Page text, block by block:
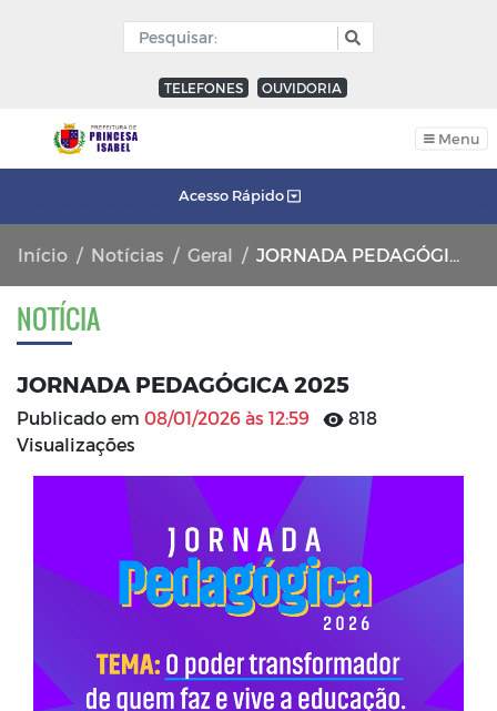
TELEFONES OUVIDORIA
Menu
Acesso Rápido
Início Notícias Geral JORNADA PEDAGÓGICA 2025
NOTÍCIA
JORNADA PEDAGÓGICA 2025
Publicado em 08/01/2026 às 12:59
818
Visualizações